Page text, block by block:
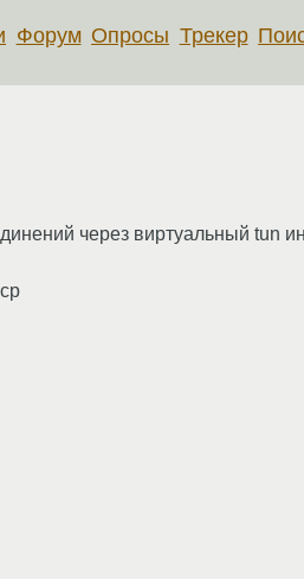
Форум Опросы Трекер
через виртуальный tun